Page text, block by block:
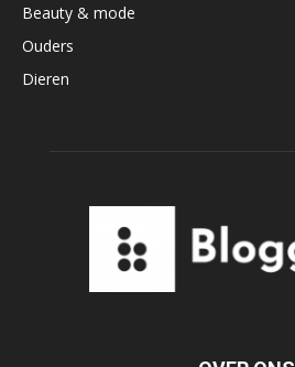
Beauty & mode
Ouders
Dieren